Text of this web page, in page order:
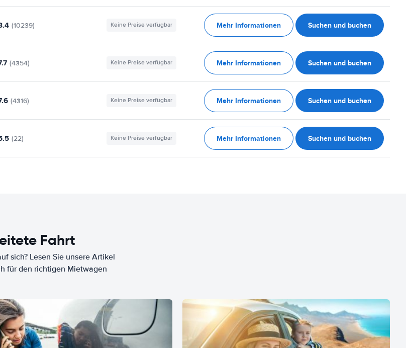
(10239) Keine Preise verfügbar Mehr Informationen Suchen und buchen
(4354) Keine Preise verfügbar Mehr Informationen Suchen und buchen
(4316) Keine Preise verfügbar Mehr Informationen Suchen und buchen
(22) Keine Preise verfügbar Mehr Informationen Suchen und buchen
Fahrt
sich? Lesen Sie unsere Artikel
für den richtigen Mietwagen